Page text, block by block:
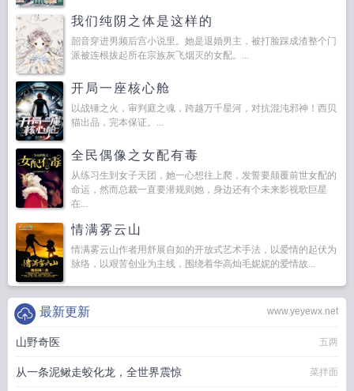
我们纯阴之体是这样的
韶音穿进男频后宫小说里。她是退婚男主，被打脸踩成渣整个门
派被连根拔起所在宗族灰飞烟灭的女配。...
开局一座核心舱
以战锤之火，审判庭之魂，跨越万千星河，对抗混沌邪神！西贝
猫出品，完本保证。...
全民偶像之女配有毒
从练习生到女子天团，她一心想往上爬，发誓要颠覆前世女配的
命运，然而总裁一直要潜规则她，身边还有个未来影视歌巨星
在...
情满雾云山
情满雾云山作者用舒展自如的开放式艺术手法，以爱情的起伏为
脉络，以艰苦创业为主线，围绕着华高灿毛妮妮的爱情故...
www.yeyewx.net
最新更新
山野奇医 五两
从一条泥鳅走蛟化龙，全世界震惊 菜拌面